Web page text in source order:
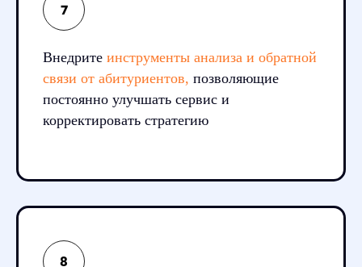
Внедрите инструменты анализа и обратной
связи от абитуриентов, позволяющие
постоянно улучшать сервис и
корректировать стратегию